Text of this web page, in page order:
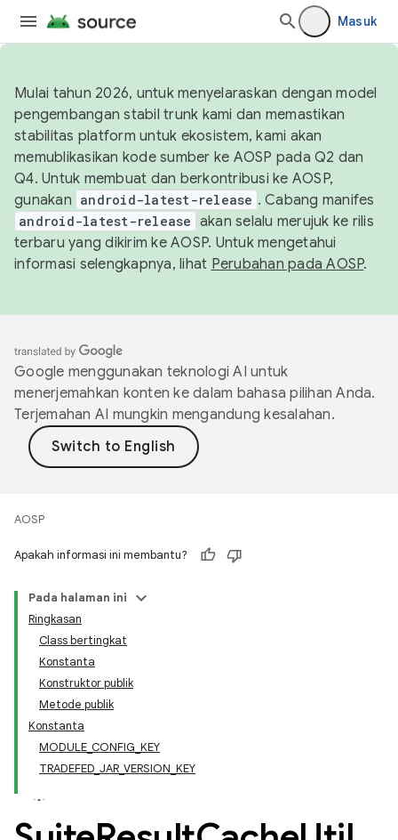
Masuk
Mulai tahun 2026, untuk menyelaraskan dengan model
pengembangan stabil trunk kami dan memastikan
stabilitas platform untuk ekosistem, kami akan
memublikasikan kode sumber ke AOSP pada Q2 dan
Q4. Untuk membuat dan berkontribusi ke AOSP,
gunakan android-latest-release . Cabang manifes
android-latest-release akan selalu merujuk ke rilis
terbaru yang dikirim ke AOSP. Untuk mengetahui
informasi selengkapnya, lihat Perubahan pada AOSP.
Google menggunakan teknologi AI untuk
menerjemahkan konten ke dalam bahasa pilihan Anda.
Terjemahan AI mungkin mengandung kesalahan.
AOSP
Apakah informasi ini membantu?
Pada halaman ini
Ringkasan
Class bertingkat
Konstanta
Konstruktor publik
Metode publik
Konstanta
MODULE_CONFIG_KEY
TRADEFED_JAR_VERSION_KEY